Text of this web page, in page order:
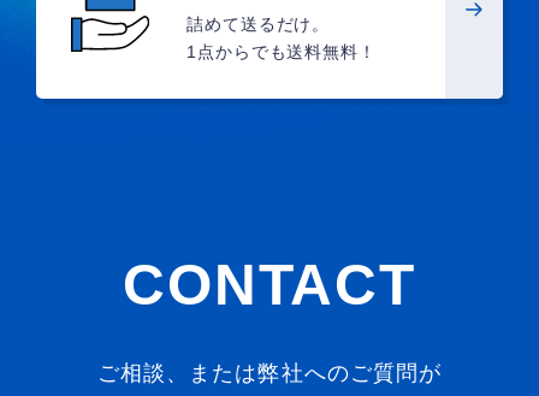
詰めて送るだけ。
1点からでも送料無料！
CONTACT
ご相談、または弊社へのご質問が